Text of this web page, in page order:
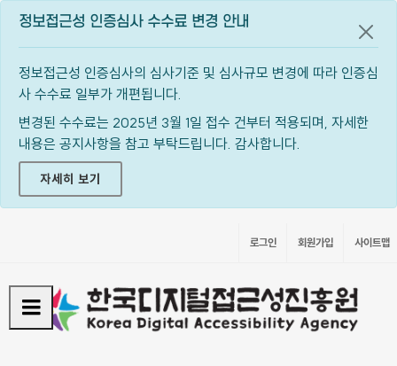
정보접근성 인증심사 수수료 변경 안내
정보접근성 인증심사의 심사기준 및 심사규모 변경에 따라 인증심
사 수수료 일부가 개편됩니다.
변경된 수수료는 2025년 3월 1일 접수 건부터 적용되며, 자세한
내용은 공지사항을 참고 부탁드립니다. 감사합니다.
자세히 보기
공지
로그인 회원가입 사이트맵